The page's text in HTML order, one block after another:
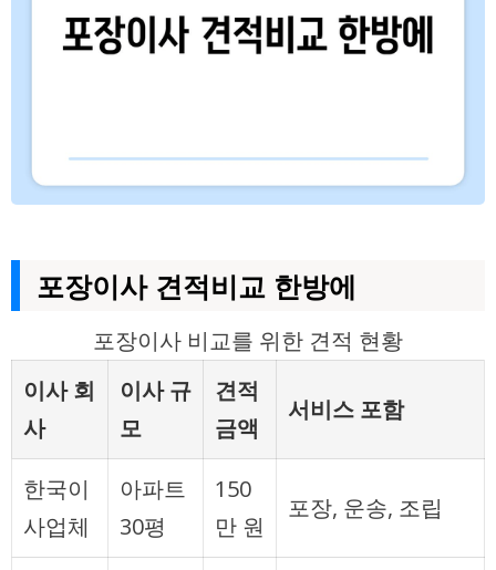
포장이사 견적비교 한방에
포장이사 비교를 위한 견적 현황
이사 회
사
이사 규
모
견적
금액
서비스 포함
한국이
사업체
아파트
30평
150
만 원
포장, 운송, 조립